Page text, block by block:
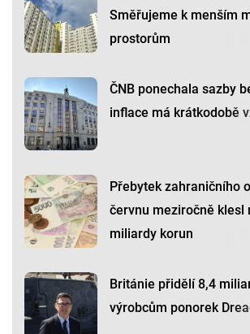
Směřujeme k menším
prostorům
ČNB ponechala sazby
inflace má krátkodobě
Přebytek zahraničního
červnu meziročně klesl
miliardy korun
Británie přidělí 8,4
výrobcům ponorek